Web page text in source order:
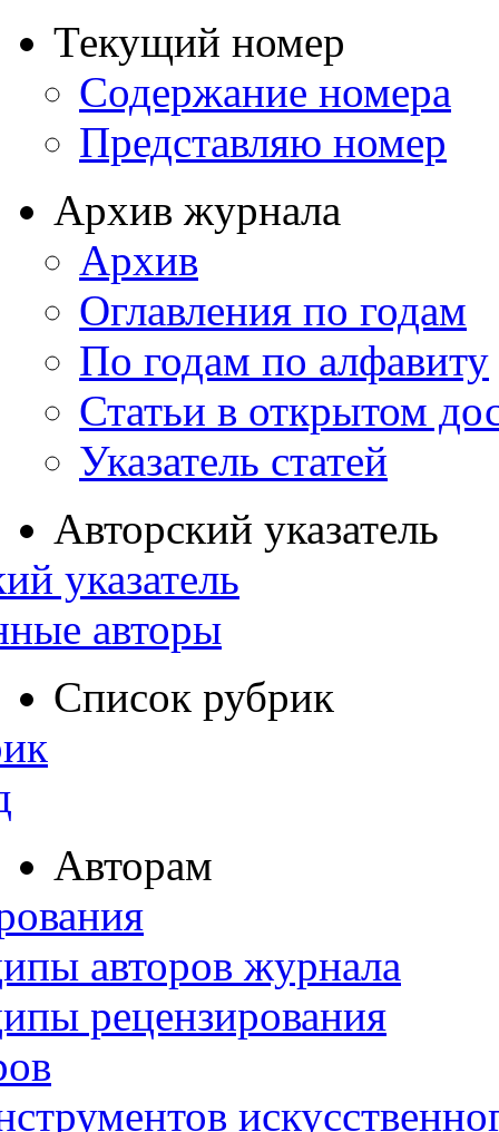
Текущий номер
Содержание номера
Представляю номер
Архив журнала
Архив
Оглавления по годам
По годам по алфавиту
Статьи в открытом
Указатель статей
Авторский указатель
указатель
авторы
Список рубрик
Авторам
авторов журнала
рецензирования